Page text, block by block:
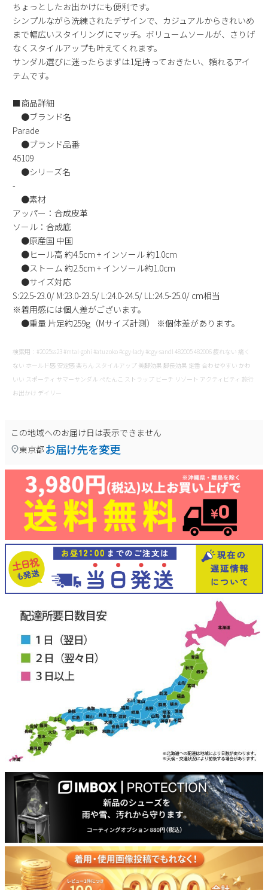
20
21 22 23
27
28 29 30
新規会員登録
会社概要
プライバシーポリシー
特定商取引法に基づく表示
お問い合わせ
ちょっとしたお出かけにも便利です。
シンプルながら洗練されたデザインで、カジュアルからきれいめ
まで幅広いスタイリングにマッチ。ボリュームソールが、さりげ
なくスタイルアップも叶えてくれます。
サンダル選びに迷ったらまずは1足持っておきたい、頼れるアイ
テムです。
■商品詳細
●ブランド名
Parade
●ブランド品番
45109
●シリーズ名
-
●素材
アッパー：合成皮革
ソール：合成底
●原産国 中国
●ヒール高 約4.5cm + インソール 約1.0cm
●ストーム 約2.5cm + インソール約1.0cm
●サイズ対応
S:22.5-23.0/ M:23.0-23.5/ L:24.0-24.5/ LL:24.5-25.0/ cm相当
※着用感には個人差がございます。
●重量 片足約259g（Mサイズ計測） ※個体差があります。
検索用：#2025ss23 #mtal-gohi #atuzoko #cgy-lady #cgy-sandl 482005 482006 疲れない 痛く
ない ホールド感 安定感 楽ちん スタイルアップ 美脚効果 脚長効果 定番 合わせやすい かわ
いい スポーティ サマーサンダル ぺたんこ ストラップ ビーチ リゾート アクティビティ 旅行
お出かけ デイリー
この地域へのお届け日は表示できません
東京都 お届け先を変更